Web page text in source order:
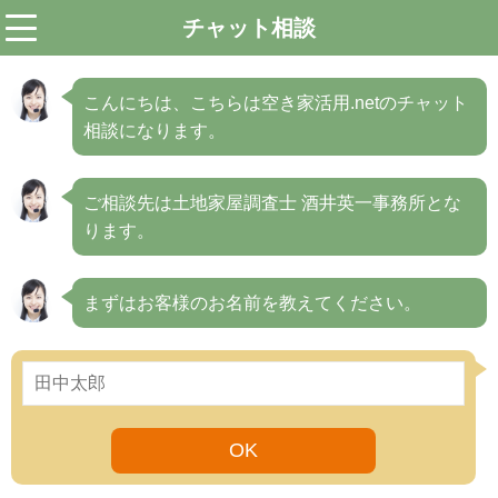
チャット相談
こんにちは、こちらは空き家活用.netのチャット
相談になります。
ご相談先は土地家屋調査士 酒井英一事務所とな
ります。
まずはお客様のお名前を教えてください。
OK